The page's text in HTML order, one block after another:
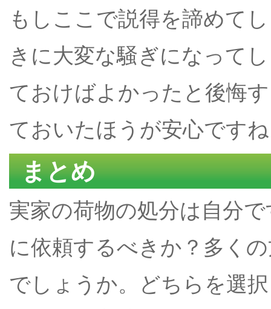
もしここで説得を諦めて
きに大変な騒ぎになって
ておけばよかったと後悔
ておいたほうが安心です
まとめ
実家の荷物の処分は自分
に依頼するべきか？多く
でしょうか。どちらを選